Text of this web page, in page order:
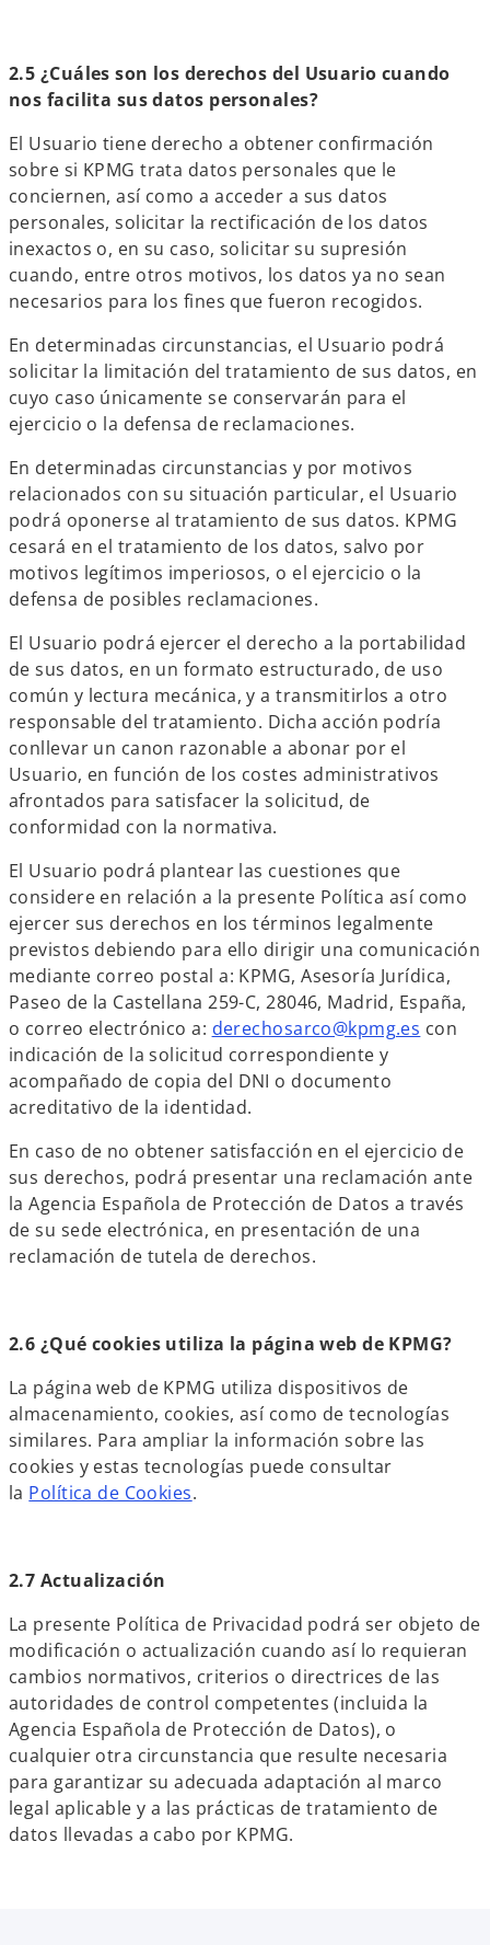
2.5 ¿Cuáles son los derechos del Usuario cuando
nos facilita sus datos personales?
El Usuario tiene derecho a obtener confirmación
sobre si KPMG trata datos personales que le
conciernen, así como a acceder a sus datos
personales, solicitar la rectificación de los datos
inexactos o, en su caso, solicitar su supresión
cuando, entre otros motivos, los datos ya no sean
necesarios para los fines que fueron recogidos.
En determinadas circunstancias, el Usuario podrá
solicitar la limitación del tratamiento de sus datos, en
cuyo caso únicamente se conservarán para el
ejercicio o la defensa de reclamaciones.
En determinadas circunstancias y por motivos
relacionados con su situación particular, el Usuario
podrá oponerse al tratamiento de sus datos. KPMG
cesará en el tratamiento de los datos, salvo por
motivos legítimos imperiosos, o el ejercicio o la
defensa de posibles reclamaciones.
El Usuario podrá ejercer el derecho a la portabilidad
de sus datos, en un formato estructurado, de uso
común y lectura mecánica, y a transmitirlos a otro
responsable del tratamiento. Dicha acción podría
conllevar un canon razonable a abonar por el
Usuario, en función de los costes administrativos
afrontados para satisfacer la solicitud, de
conformidad con la normativa.
El Usuario podrá plantear las cuestiones que
considere en relación a la presente Política así como
ejercer sus derechos en los términos legalmente
previstos debiendo para ello dirigir una comunicación
mediante correo postal a: KPMG, Asesoría Jurídica,
Paseo de la Castellana 259-C, 28046, Madrid, España,
o correo electrónico a: derechosarco@kpmg.es con
indicación de la solicitud correspondiente y
acompañado de copia del DNI o documento
acreditativo de la identidad.
En caso de no obtener satisfacción en el ejercicio de
sus derechos, podrá presentar una reclamación ante
la Agencia Española de Protección de Datos a través
de su sede electrónica, en presentación de una
reclamación de tutela de derechos.
2.6 ¿Qué cookies utiliza la página web de KPMG?
La página web de KPMG utiliza dispositivos de
almacenamiento, cookies, así como de tecnologías
similares. Para ampliar la información sobre las
cookies y estas tecnologías puede consultar
la Política de Cookies.
2.7 Actualización
La presente Política de Privacidad podrá ser objeto de
modificación o actualización cuando así lo requieran
cambios normativos, criterios o directrices de las
autoridades de control competentes (incluida la
Agencia Española de Protección de Datos), o
cualquier otra circunstancia que resulte necesaria
para garantizar su adecuada adaptación al marco
legal aplicable y a las prácticas de tratamiento de
datos llevadas a cabo por KPMG.